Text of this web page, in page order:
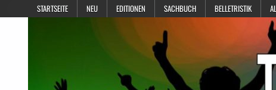
STARTSEITE NEU EDITIONEN SACHBUCH BELLETRISTIK